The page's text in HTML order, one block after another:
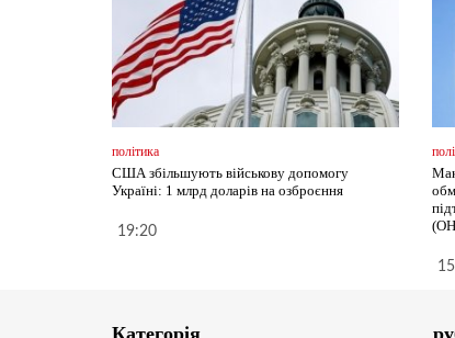
політика
США збільшують військову допомогу
Україні: 1 млрд доларів на озброєння
19:20